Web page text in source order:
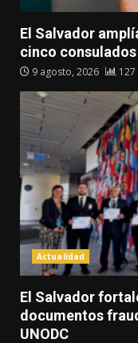
El Salvador
cinco
9 agosto, 2026 127
Actualidad
El Salvador
documentos
UNODC